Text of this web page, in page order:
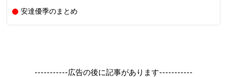
安達優季のまとめ
-----------広告の後に記事があります-----------